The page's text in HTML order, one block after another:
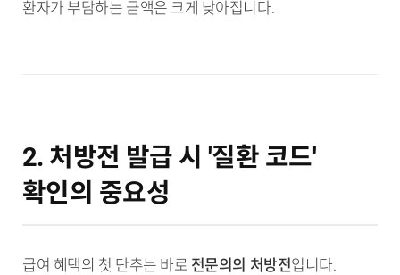
환자가 부담하는 금액은 크게 낮아집니다.
2. 처방전 발급 시 '질환 코드'
확인의 중요성
급여 혜택의 첫 단추는 바로 전문의의 처방전입니다.